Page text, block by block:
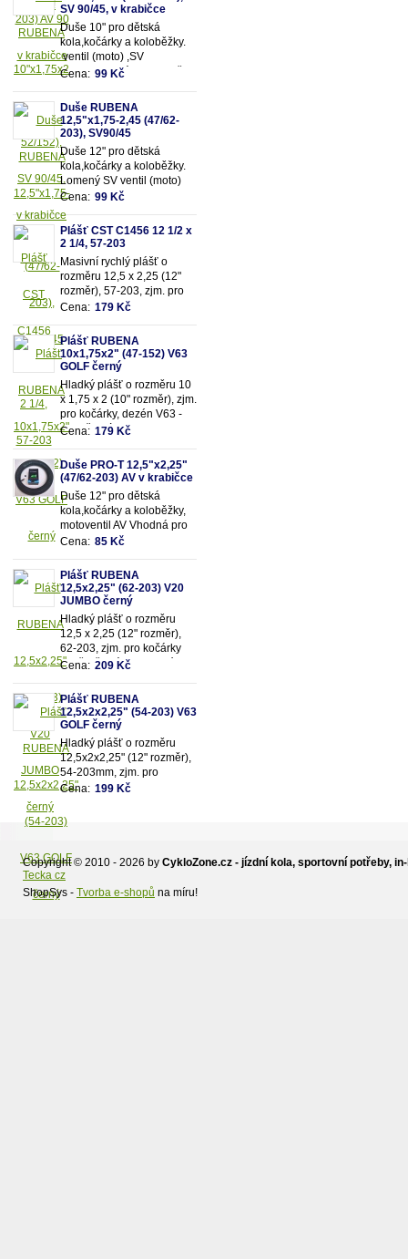
203mm)
SV 90/45, v krabičce
Duše 10" pro dětská
kola,kočárky a koloběžky.
ventil (moto) ,SV
90/90.Vhodná pro rozměry
52/152mm)
Cena: 99 Kč
Duše RUBENA
12,5"x1,75-2,45 (47/62-
203), SV90/45
Duše 12" pro dětská
kola,kočárky a koloběžky.
Lomený SV ventil (moto)
90/45. Vhodná pro rozměry
2,45 (resp. 47/62-203mm)
Cena: 99 Kč
Plášť CST C1456 12 1/2 x
2 1/4, 57-203
Masivní rychlý plášť o
rozměru 12,5 x 2,25 (12"
rozměr), 57-203, zjm. pro
kočárky popř. dětská kola
Cena: 179 Kč
Plášť RUBENA
10x1,75x2" (47-152) V63
GOLF černý
Hladký plášť o rozměru 10
x 1,75 x 2 (10" rozměr), zjm.
pro kočárky, dezén V63 -
Golf, černý.
Cena: 179 Kč
Duše PRO-T 12,5"x2,25"
(47/62-203) AV v krabičce
Duše 12" pro dětská
kola,kočárky a koloběžky,
motoventil AV Vhodná pro
rozměry pláště 12,5"x2,25"
Cena: 85 Kč
Plášť RUBENA
12,5x2,25" (62-203) V20
JUMBO černý
Hladký plášť o rozměru
12,5 x 2,25 (12" rozměr),
62-203, zjm. pro kočárky
popř. dětská kola, dezén
Cena: 209 Kč
Plášť RUBENA
12,5x2x2,25" (54-203) V63
GOLF černý
Hladký plášť o rozměru
12,5x2x2,25" (12" rozměr),
54-203mm, zjm. pro
kočárky popř. dětská kola,
černý.Vhodné na kočárek
JANE,zadní kola.
Cena: 199 Kč
Copyright © 2010 - 2026 by CykloZone.cz - jízdní kola, sportovní potřeby,
Tecka cz
ShopSys - Tvorba e-shopů na míru!